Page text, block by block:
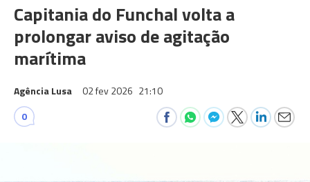
Capitania do Funchal volta a
prolongar aviso de agitação
marítima
Agência Lusa 02 fev 2026 21:10
0